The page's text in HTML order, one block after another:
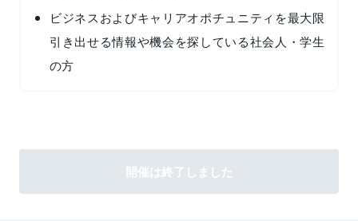
ビジネスおよびキャリアオポチュニティを最大限
引き出せる情報や機会を探している社会人・学生
の方
開催は終了しました